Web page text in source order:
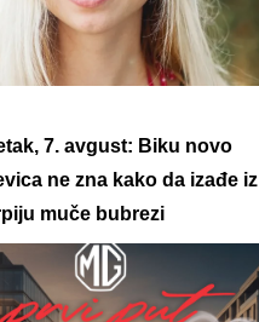
7. avgust: Biku novo
ne zna kako da izađe iz
muče bubrezi